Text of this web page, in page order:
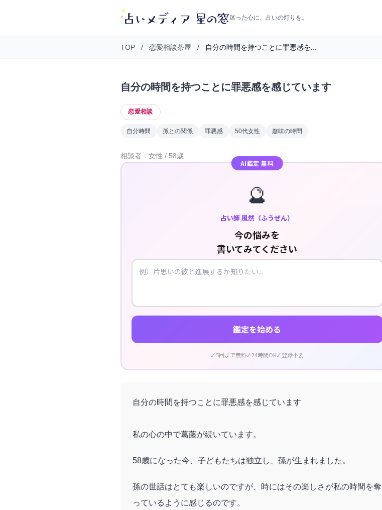
迷った心に、占いの灯りを。
TOP / 恋愛相談茶屋 / 自分の時間を持つことに罪悪感を...
自分の時間を持つことに罪悪感を感じています
恋愛相談
自分時間 孫との関係 罪悪感 50代女性 趣味の時間
相談者：女性 / 58歳
AI鑑定 無料
🔮
占い師 風然（ふうぜん）
今の悩みを
書いてみてください
鑑定を始める
5回まで無料 24時間OK 登録不要
自分の時間を持つことに罪悪感を感じています
私の心の中で葛藤が続いています。
58歳になった今、子どもたちは独立し、孫が生まれました。
孫の世話はとても楽しいのですが、時にはその楽しさが私の時間を奪
っているように感じるのです。